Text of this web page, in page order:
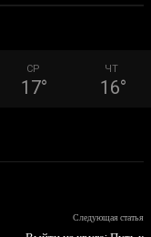
СР
17°
ЧТ
16°
Следующая статья